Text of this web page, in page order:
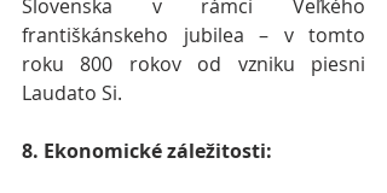
Slovenska v rámci Veľkého
františkánskeho jubilea – v tomto
roku 800 rokov od vzniku piesni
Laudato Si.
8. Ekonomické záležitosti: